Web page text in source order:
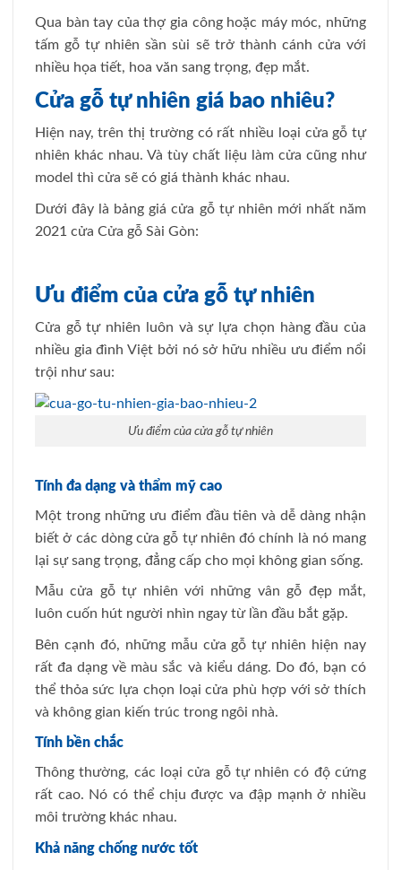
Qua bàn tay của thợ gia công hoặc máy móc, những
tấm gỗ tự nhiên sần sùi sẽ trở thành cánh cửa với
nhiều họa tiết, hoa văn sang trọng, đẹp mắt.
Cửa gỗ tự nhiên giá bao nhiêu?
Hiện nay, trên thị trường có rất nhiều loại cửa gỗ tự
nhiên khác nhau. Và tùy chất liệu làm cửa cũng như
model thì cửa sẽ có giá thành khác nhau.
Dưới đây là bảng giá cửa gỗ tự nhiên mới nhất năm
2021 cửa Cửa gỗ Sài Gòn:
Ưu điểm của cửa gỗ tự nhiên
Cửa gỗ tự nhiên luôn và sự lựa chọn hàng đầu của
nhiều gia đình Việt bởi nó sở hữu nhiều ưu điểm nổi
trội như sau:
Ưu điểm của cửa gỗ tự nhiên
Tính đa dạng và thẩm mỹ cao
Một trong những ưu điểm đầu tiên và dễ dàng nhận
biết ở các dòng cửa gỗ tự nhiên đó chính là nó mang
lại sự sang trọng, đẳng cấp cho mọi không gian sống.
Mẫu cửa gỗ tự nhiên với những vân gỗ đẹp mắt,
luôn cuốn hút người nhìn ngay từ lần đầu bắt gặp.
Bên cạnh đó, những mẫu cửa gỗ tự nhiên hiện nay
rất đa dạng về màu sắc và kiểu dáng. Do đó, bạn có
thể thỏa sức lựa chọn loại cửa phù hợp với sở thích
và không gian kiến trúc trong ngôi nhà.
Tính bền chắc
Thông thường, các loại cửa gỗ tự nhiên có độ cứng
rất cao. Nó có thể chịu được va đập mạnh ở nhiều
môi trường khác nhau.
Khả năng chống nước tốt